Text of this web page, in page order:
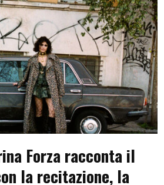
Forza racconta il
la recitazione, la